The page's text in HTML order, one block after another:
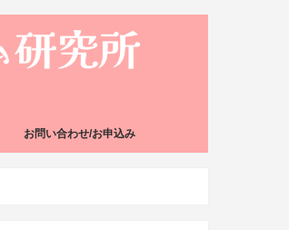
お問い合わせ/お申込み